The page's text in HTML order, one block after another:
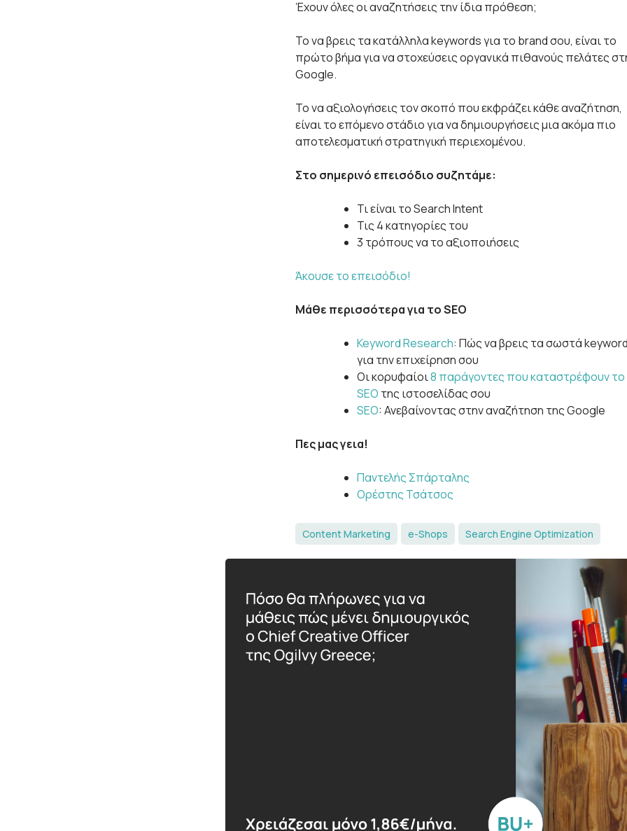
Έχουν όλες οι αναζητήσεις την ίδια πρόθεση;
Το να βρεις τα κατάλληλα keywords για το brand σου, είναι το
πρώτο βήμα για να στοχεύσεις οργανικά πιθανούς πελάτες
Google.
Το να αξιολογήσεις τον σκοπό που εκφράζει κάθε αναζήτηση,
είναι το επόμενο στάδιο για να δημιουργήσεις μια ακόμα πιο
αποτελεσματική στρατηγική περιεχομένου.
Στο σημερινό επεισόδιο συζητάμε:
Τι είναι το Search Intent
Τις 4 κατηγορίες του
3 τρόπους να το αξιοποιήσεις
Άκουσε το επεισόδιο!
Μάθε περισσότερα για το SEO
Keyword Research: Πώς να βρεις τα σωστά
για την επιχείρηση σου
Οι κορυφαίοι8 παράγοντες που καταστρέφουν το
SEO της ιστοσελίδας σου
SEO: Ανεβαίνοντας στην αναζήτηση της Google
Πες μας γεια!
Παντελής Σπάρταλης
Ορέστης Τσάτσος
Content Marketing e-Shops Search Engine Optimization